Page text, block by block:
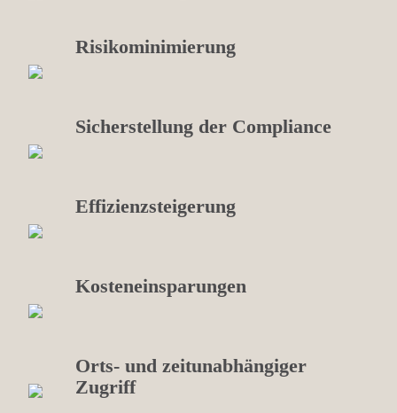
Risikominimierung
Sicherstellung der Compliance
Effizienzsteigerung
Kosteneinsparungen
Orts- und zeitunabhängiger
Zugriff